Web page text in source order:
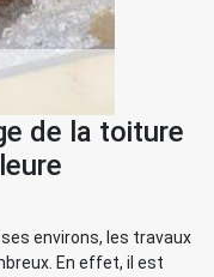
de la toiture
environs, les travaux
En effet, il est